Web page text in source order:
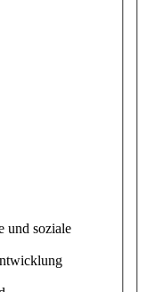
und soziale